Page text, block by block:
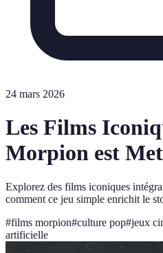
24 mars 2026
Les Films
Morpion est
Explorez des films iconiques
comment ce jeu simple enrichit le
#films morpion#culture pop#jeux
artificielle